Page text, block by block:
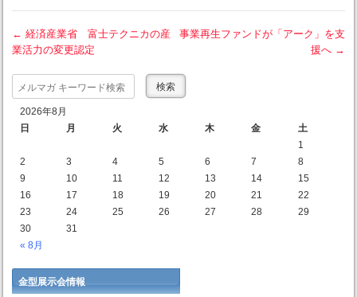
Post navigation
← 経済産業省 富士テクニカの産
業活力の変更認定
事業再生ファンドが「アーク」を支
援へ →
2026年8月
日
月 火 水 木 金 土
« 8月
1
2
3 4 5 6 7
8
9
10 11 12 13 14
15
16
17 18 19 20 21
22
23
24 25 26 27 28
29
30
31
金型展示会情報